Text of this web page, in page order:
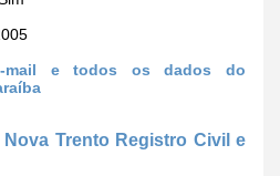
mail e todos os dados do
Trento Registro Civil e